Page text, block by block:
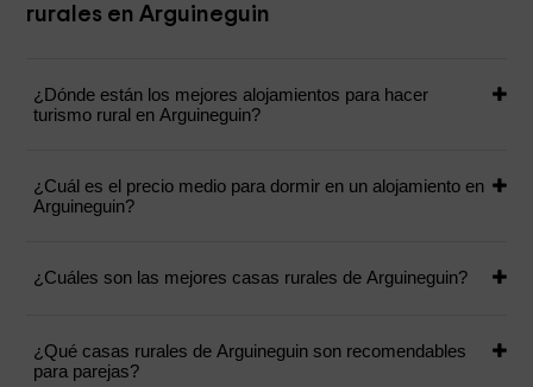
rurales en Arguineguin
¿Dónde están los mejores alojamientos para hacer
turismo rural en Arguineguin?
¿Cuál es el precio medio para dormir en un alojamiento en
Arguineguin?
¿Cuáles son las mejores casas rurales de Arguineguin?
¿Qué casas rurales de Arguineguin son recomendables
para parejas?